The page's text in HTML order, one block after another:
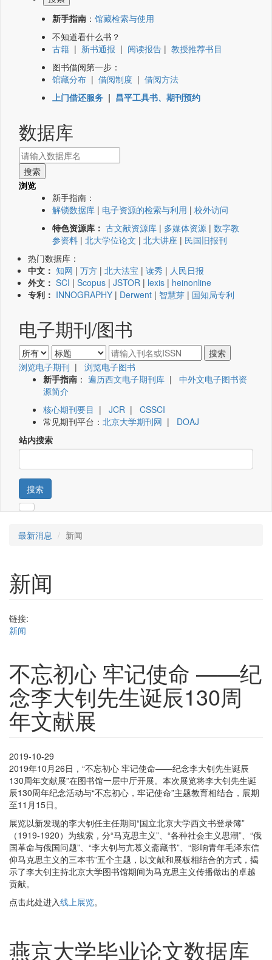
新手指南 ： 馆藏检索与使用
不知道看什么书？
古籍 | 新书通报 | 阅读报告 | 教授推荐书目
图书借阅第一步：
馆藏分布 | 借阅制度 | 借阅方法
上门借还服务 | 昌平工具书、期刊预约
数据库
浏览
新手指南：
解锁数据库 | 电子资源的检索与利用 | 校外访问
特色资源库： 古文献资源库 | 多媒体资源 | 数字教
参资料 | 北大学位论文 | 北大讲座 | 民国旧报刊
热门数据库：
中文： 知网 | 万方 | 北大法宝 | 读秀 | 人民日报
外文： SCI | Scopus | JSTOR | lexis | heinonline
专利： INNOGRAPHY | Derwent | 智慧芽 | 国知局专利
电子期刊/图书
浏览电子期刊 | 浏览电子图书
新手指南 ： 遍历西文电子期刊库 | 中外文电子图书资
源简介
核心期刊要目 | JCR | CSSCI
常见期刊平台： 北京大学期刊网 | DOAJ
站内搜索
搜索
最新消息 新闻
新闻
链接:
新闻
不忘初心 牢记使命 ——纪
念李大钊先生诞辰130周
年文献展
2019-10-29
2019年10月26日，“不忘初心 牢记使命——纪念李大钊先生诞辰
130周年文献展”在图书馆一层中厅开展。本次展览将李大钊先生诞
辰130周年纪念活动与“不忘初心，牢记使命”主题教育相结合，展期
至11月15日。
展览以新发现的李大钊任主任期间“国立北京大学西文书登录簿”
（1919-1920）为线索，分“马克思主义”、“各种社会主义思潮”、“俄
国革命与俄国问题”、“李大钊与亢慕义斋藏书”、“影响青年毛泽东信
仰马克思主义的三本书”五个主题，以文献和展板相结合的方式，揭
示了李大钊主持北京大学图书馆期间为马克思主义传播做出的卓越
贡献。
点击此处进入线上展览。
燕京大学毕业论文数据库